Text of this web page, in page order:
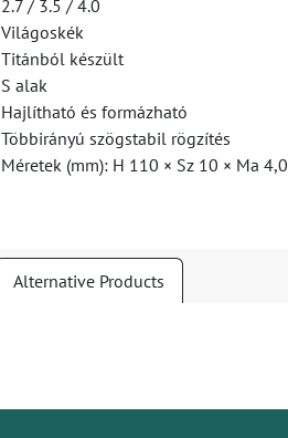
2.7 / 3.5 / 4.0
Világoskék
Titánból készült
S alak
Hajlítható és formázható
Többirányú szögstabil rögzítés
Méretek (mm): H 110 × Sz 10 × Ma 4,0
Alternative Products